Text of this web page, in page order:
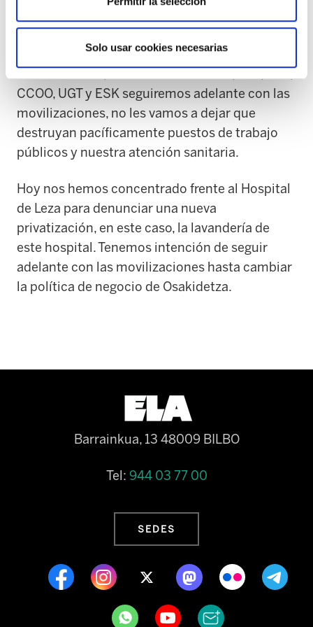
Solo usar cookies necesarias
revisar los 350 millones que Osakidetza gasta
Mientras tanto, los sindicatos SATSE, ELA, LAB,
CCOO, UGT y ESK seguiremos adelante con las
movilizaciones, no les vamos a dejar que
destruyan pacíficamente puestos de trabajo
públicos y nuestra atención sanitaria.
Hoy nos hemos concentrado frente al Hospital
de Leza para denunciar una nueva
privatización, en este caso, la lavandería de
este hospital. Tenemos intención de seguir
adelante con las movilizaciones hasta cambiar
la política de negocio de Osakidetza.
Barrainkua, 13 48009 BILBO
Tel: 944 03 77 00
SEDES